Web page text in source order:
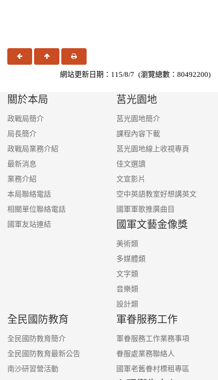
上一頁 回頂端 友善列印
網站更新日期：115/8/7 (瀏覽總數：80492200)
關於本局
政戰局簡介
局長簡介
政戰局業務介紹
最新消息
業務介紹
本局聯絡電話
相關單位聯絡電話
國軍友站連結
莒光園地
莒光園地簡介
課程內容下載
莒光園地線上收視專頁
佳文選讀
文宣影片
空中英語教室好想講英文
國軍軍歌推廣曲目
國軍文藝金像獎
美術類
多媒體類
文字類
音樂類
設計類
全民國防教育
全民國防教育簡介
全民國防教育最新公告
南沙研習營活動
軍眷服務工作
軍眷服務工作業務事項
眷服處業務聯絡人
國軍老舊眷村標租專區